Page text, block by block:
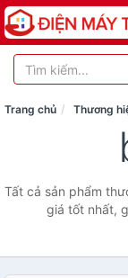
Trang chủ Thương
Tất cả sản phẩm
giá tốt nhất,